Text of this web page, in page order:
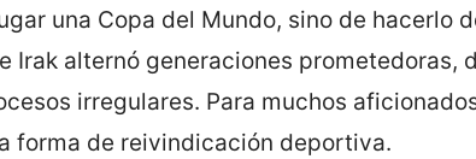
una Copa del Mundo, sino de hacerlo
Irak alternó generaciones
irregulares. Para muchos
forma de reivindicación deportiva.